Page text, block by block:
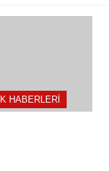
HABERLERI